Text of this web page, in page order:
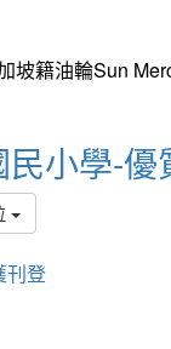
坡籍油輪Sun
小學-優
刊登